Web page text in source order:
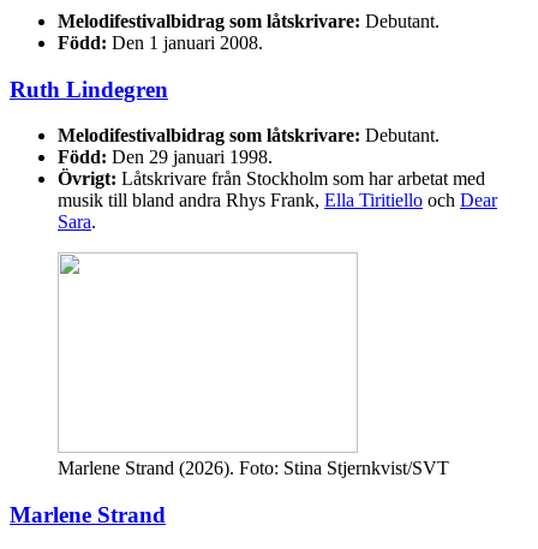
Melodifestivalbidrag som låtskrivare: Debutant.
Född: Den 1 januari 2008.
Ruth Lindegren
Melodifestivalbidrag som låtskrivare: Debutant.
Född: Den 29 januari 1998.
Övrigt: Låtskrivare från Stockholm som har arbetat med
musik till bland andra Rhys Frank, Ella Tiritiello och Dear
Sara.
Marlene Strand (2026). Foto: Stina Stjernkvist/SVT
Marlene Strand